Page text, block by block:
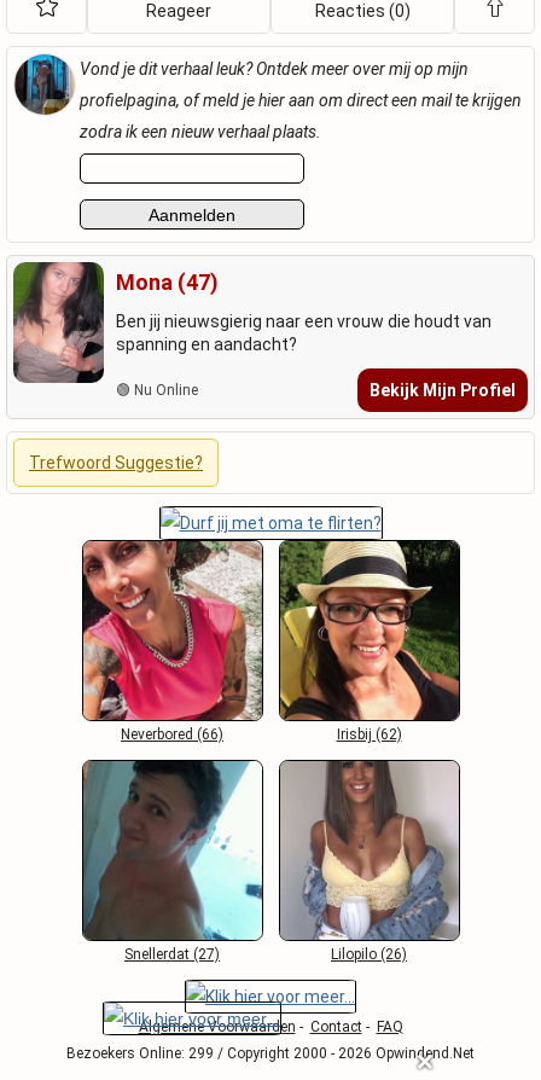
Reageer Reacties (0)
Vond je dit verhaal leuk? Ontdek meer over mij op mijn
profielpagina, of meld je hier aan om direct een mail te krijgen
zodra ik een nieuw verhaal plaats.
Mona (47)
Ben jij nieuwsgierig naar een vrouw die houdt van
spanning en aandacht?
🟢 Nu Online Bekijk Mijn Profiel
Trefwoord Suggestie?
Neverbored (66) Irisbij (62)
Snellerdat (27) Lilopilo (26)
Algemene Voorwaarden - Contact- FAQ
Bezoekers Online: 299 / Copyright 2000 - 2026 Opwindend.Net
❌